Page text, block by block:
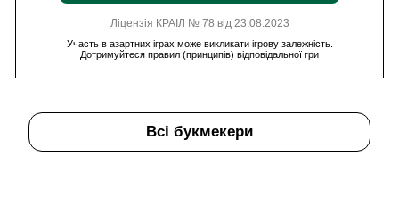
Ліцензія КРАІЛ № 78 від 23.08.2023
Участь в азартних іграх може викликати ігрову залежність.
Дотримуйтеся правил (принципів) відповідальної гри
Всі букмекери